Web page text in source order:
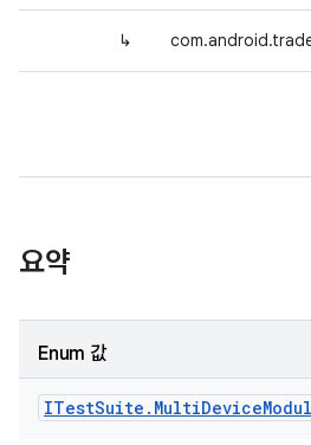
↳
요약
Enum 값
ITestSuite . MultiDevice